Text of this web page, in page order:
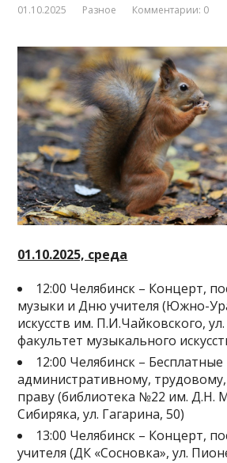
01.10.2025 Разное Комментарии: 0
01.10.2025, среда
12:00 Челябинск – Концерт,
музыки и Дню учителя (Южно-
искусств им. П.И.Чайковского,
факультет музыкального
12:00 Челябинск –
административному,
праву (библиотека №22 им. Д.Н.
Сибиряка, ул. Гагарина, 50)
13:00 Челябинск – Концерт,
учителя (ДК «Сосновка», ул.